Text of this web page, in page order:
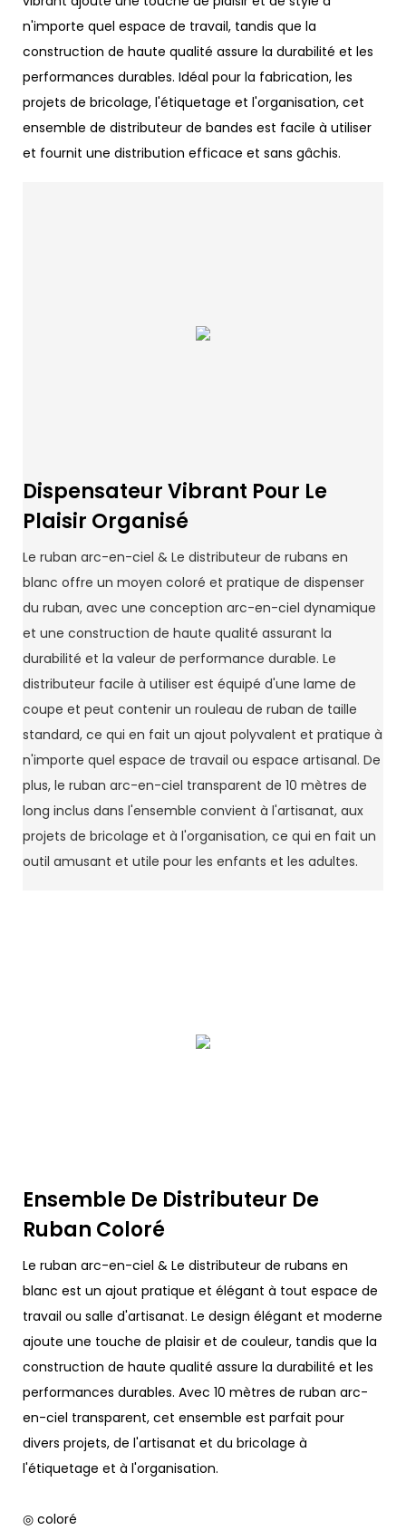
n'importe quel espace de travail, tandis que la
construction de haute qualité assure la durabilité et les
performances durables. Idéal pour la fabrication, les
projets de bricolage, l'étiquetage et l'organisation, cet
ensemble de distributeur de bandes est facile à utiliser
et fournit une distribution efficace et sans gâchis.
Dispensateur Vibrant Pour Le
Plaisir Organisé
Le ruban arc-en-ciel & Le distributeur de rubans en
blanc offre un moyen coloré et pratique de dispenser
du ruban, avec une conception arc-en-ciel dynamique
et une construction de haute qualité assurant la
durabilité et la valeur de performance durable. Le
distributeur facile à utiliser est équipé d'une lame de
coupe et peut contenir un rouleau de ruban de taille
standard, ce qui en fait un ajout polyvalent et pratique à
n'importe quel espace de travail ou espace artisanal. De
plus, le ruban arc-en-ciel transparent de 10 mètres de
long inclus dans l'ensemble convient à l'artisanat, aux
projets de bricolage et à l'organisation, ce qui en fait un
outil amusant et utile pour les enfants et les adultes.
Ensemble De Distributeur De
Ruban Coloré
Le ruban arc-en-ciel & Le distributeur de rubans en
blanc est un ajout pratique et élégant à tout espace de
travail ou salle d'artisanat. Le design élégant et moderne
ajoute une touche de plaisir et de couleur, tandis que la
construction de haute qualité assure la durabilité et les
performances durables. Avec 10 mètres de ruban arc-
en-ciel transparent, cet ensemble est parfait pour
divers projets, de l'artisanat et du bricolage à
l'étiquetage et à l'organisation.
◎ coloré